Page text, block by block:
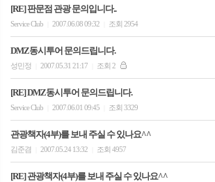
[RE] 판문점 관광 문의입니다..
Service Club 2007.06.08 09:32 조회 2954
DMZ동시투어 문의드립니다.
성민정 2007.05.31 21:17 조회 2
[RE] DMZ동시투어 문의드립니다.
Service Club 2007.06.01 09:45 조회 3329
관광책자(4부)를 보내 주실 수 있나요^^
김준겸 2007.05.24 13:32 조회 4957
[RE] 관광책자(4부)를 보내 주실 수 있나요^^